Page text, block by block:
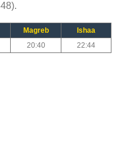
Magreb
Ishaa
20:40 22:44